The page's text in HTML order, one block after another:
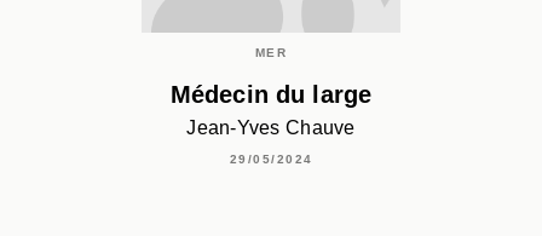
MER
Médecin du large
Jean-Yves Chauve
29/05/2024